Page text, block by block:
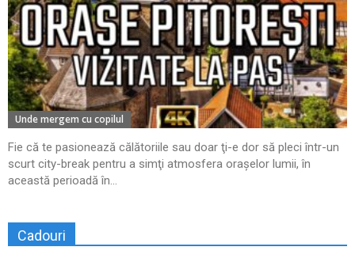
Unde mergem cu copilul
Fie că te pasionează călătoriile sau doar ţi-e dor să pleci într-un
scurt city-break pentru a simţi atmosfera oraşelor lumii, în
această perioadă în...
Cadouri